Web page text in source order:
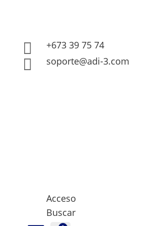
 +673 39 75 74
 soporte@adi-3.com
Acceso
Buscar